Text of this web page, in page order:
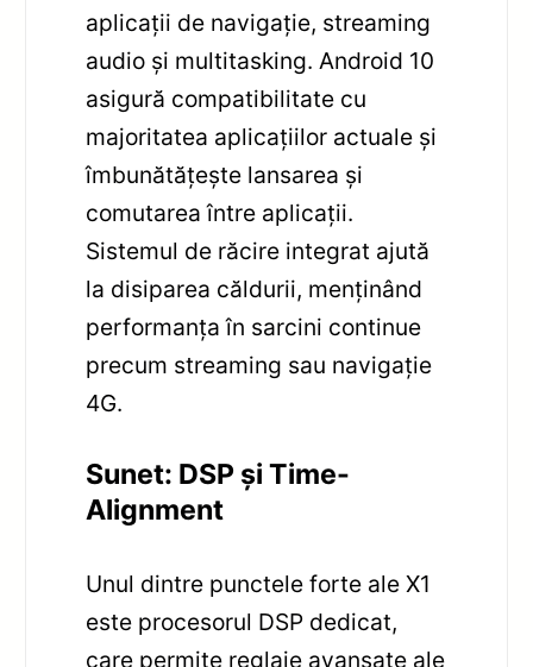
aplicații de navigație, streaming
audio și multitasking. Android 10
asigură compatibilitate cu
majoritatea aplicațiilor actuale și
îmbunătățește lansarea și
comutarea între aplicații.
Sistemul de răcire integrat ajută
la disiparea căldurii, menținând
performanța în sarcini continue
precum streaming sau navigație
4G.
Sunet: DSP și Time-
Alignment
Unul dintre punctele forte ale X1
este procesorul DSP dedicat,
care permite reglaje avansate ale